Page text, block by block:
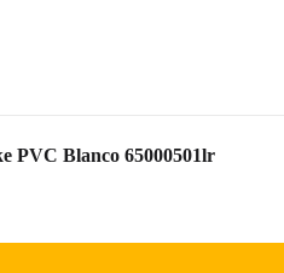
PVC Blanco 65000501lr